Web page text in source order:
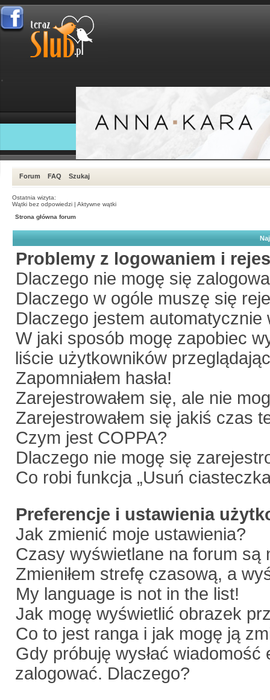
Forum FAQ Szukaj
Ostatnia wizyta:
Wątki bez odpowiedzi | Aktywne wątki
Strona główna forum
Problemy z logowaniem i
Dlaczego nie mogę się
Dlaczego w ogóle muszę się
Dlaczego jestem automatycznie
W jaki sposób mogę zapobiec
liście użytkowników
Zapomniałem hasła!
Zarejestrowałem się, ale nie
Zarejestrowałem się jakiś czas
Czym jest COPPA?
Dlaczego nie mogę się
Co robi funkcja „Usuń
Preferencje i ustawienia
Jak zmienić moje ustawienia?
Czasy wyświetlane na forum są
Zmieniłem strefę czasową, a
My language is not in the list!
Jak mogę wyświetlić obrazek
Co to jest ranga i jak mogę ją
Gdy próbuję wysłać
zalogować. Dlaczego?